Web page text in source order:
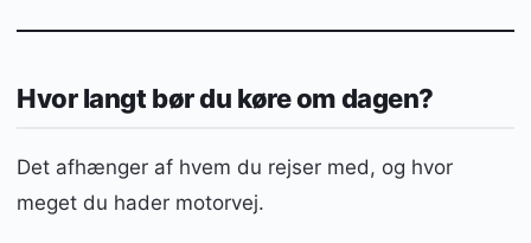
Hvor langt bør du køre om dagen?
Det afhænger af hvem du rejser med, og hvor
meget du hader motorvej.